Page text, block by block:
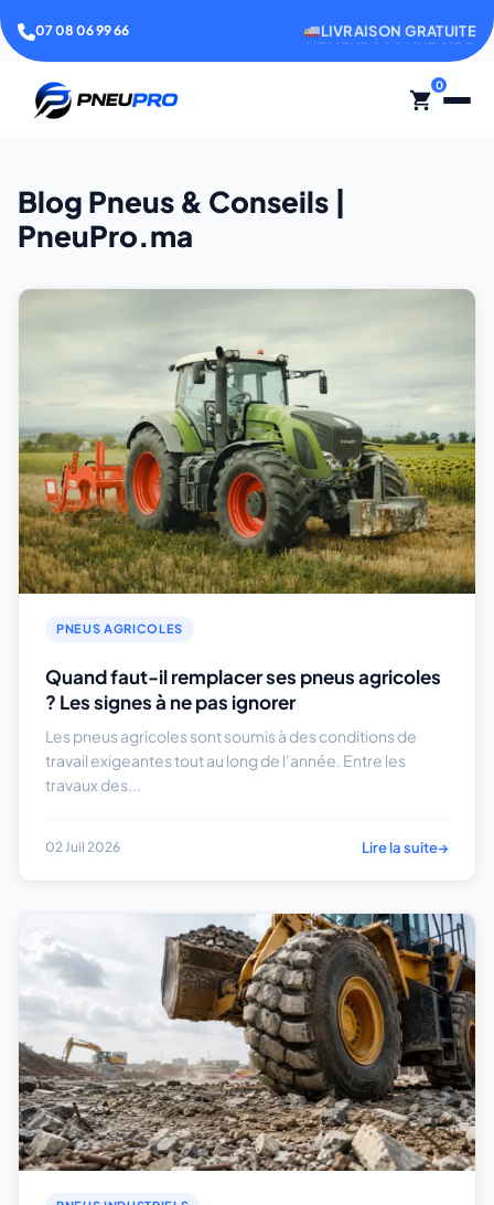
07 08 06 99 66 LIVRAISON GRATUITE
0
Blog Pneus & Conseils |
PneuPro.ma
PNEUS AGRICOLES
Quand faut-il remplacer ses pneus agricoles
? Les signes à ne pas ignorer
Les pneus agricoles sont soumis à des conditions de
travail exigeantes tout au long de l’année. Entre les
travaux des...
02 Juil 2026 Lire la suite→